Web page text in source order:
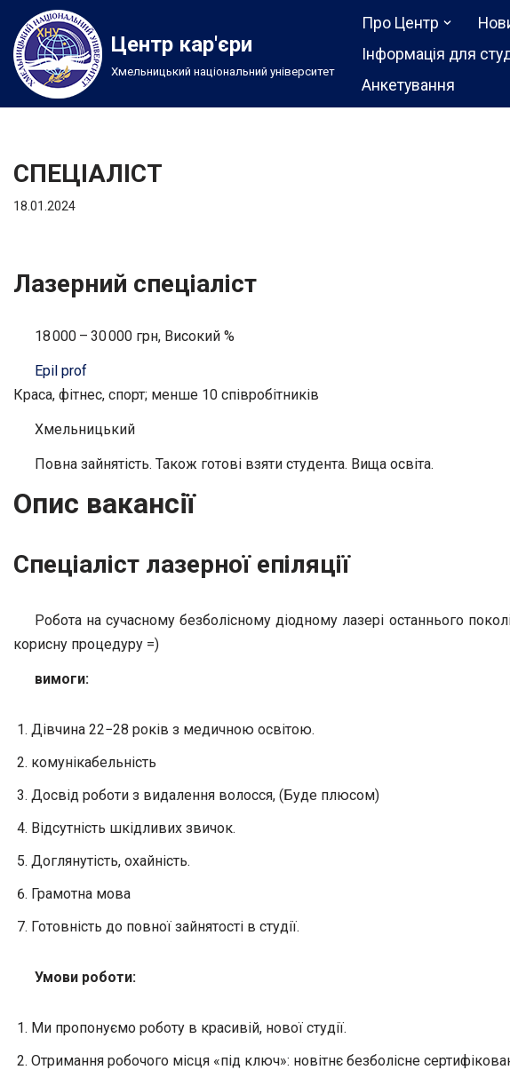
Перейти
до
вмісту
Центр кар'єри
Хмельницький національний університет
Про Центр
Інформація для
Анкетування
СПЕЦІАЛІСТ
18.01.2024
Лазерний спеціаліст
18 000 – 30 000 грн, Високий %
Epil prof
Краса, фітнес, спорт; менше 10 співробітників
Хмельницький
Повна зайнятість. Також готові взяти студента. Вища освіта.
Опис вакансії
Спеціаліст лазерної епіляції
Робота на сучасному безболісному діодному лазері останнього
корисну процедуру =)
вимоги:
Дівчина 22−28 років з медичною освітою.
комунікабельність
Досвід роботи з видалення волосся, (Буде плюсом)
Відсутність шкідливих звичок.
Доглянутість, охайність.
Грамотна мова
Готовність до повної зайнятості в студії.
Умови роботи:
Ми пропонуємо роботу в красивій, нової студії.
Отримання робочого місця «під ключ»: новітнє безболісне